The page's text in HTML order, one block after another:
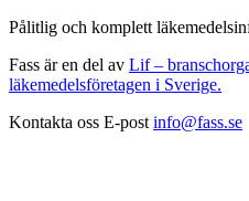
Pålitlig och komplett
Fass är en del av Lif –
läkemedelsföretagen i Sverige.
Kontakta oss E-post info@fass.se